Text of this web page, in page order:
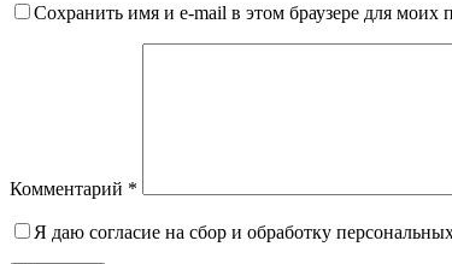
Сохранить имя и e-mail в этом браузере для
Комментарий *
Я даю согласие на сбор и обработку